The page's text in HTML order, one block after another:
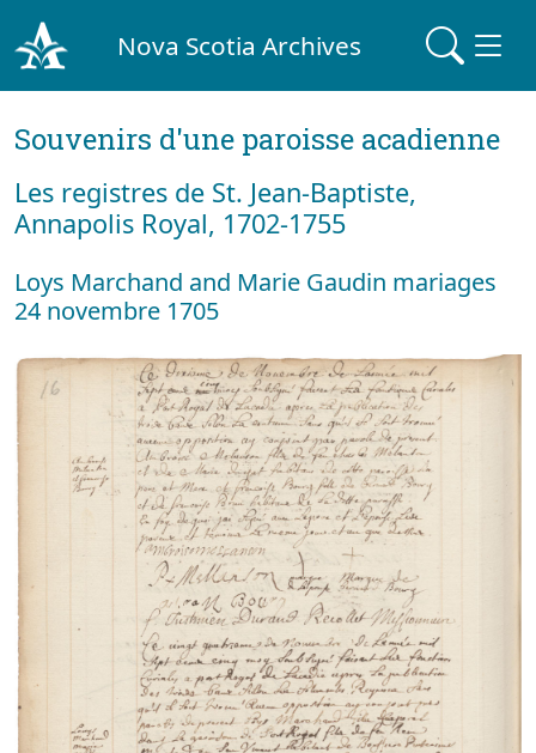
Nova Scotia Archives
Souvenirs d'une paroisse acadienne
Les registres de St. Jean-Baptiste,
Annapolis Royal, 1702-1755
Loys Marchand and Marie Gaudin mariages
24 novembre 1705